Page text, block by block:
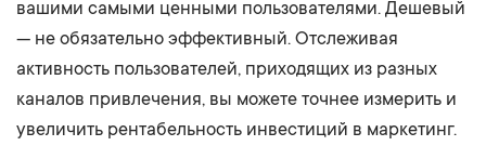
вашими самыми ценными пользователями. Дешевый
— не обязательно эффективный. Отслеживая
активность пользователей, приходящих из разных
каналов привлечения, вы можете точнее измерить и
увеличить рентабельность инвестиций в маркетинг.